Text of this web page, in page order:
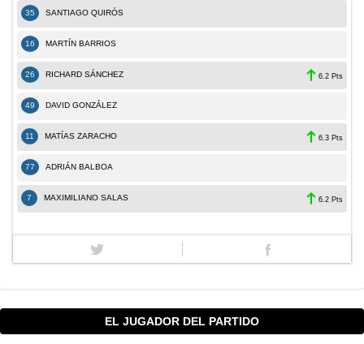
35 SANTIAGO QUIRÓS
16 MARTÍN BARRIOS
26 RICHARD SÁNCHEZ 6.2 Pts
49 DAVID GONZÁLEZ
11 MATÍAS ZARACHO 6.3 Pts
77 ADRIÁN BALBOA
7 MAXIMILIANO SALAS 6.2 Pts
EL JUGADOR DEL PARTIDO